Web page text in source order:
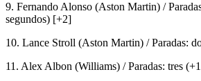
9. Fernando Alonso (Aston Martin) /
segundos) [+2]
10. Lance Stroll (Aston Martin) / Paradas:
11. Alex Albon (Williams) / Paradas: tres